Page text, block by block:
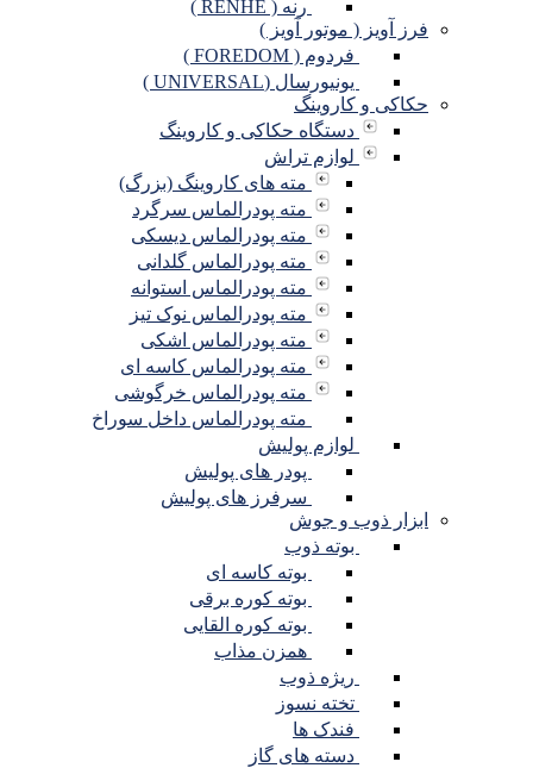
رنه ( RENHE )
فرز آویز ( موتور آویز )
فردوم ( FOREDOM )
یونیورسال (UNIVERSAL )
حکاکی و کاروینگ
دستگاه حکاکی و کاروینگ
لوازم تراش
مته های کاروینگ (بزرگ)
مته پودرالماس سرگرد
مته پودرالماس دیسکی
مته پودرالماس گلدانی
مته پودرالماس استوانه
مته پودرالماس نوک تیز
مته پودرالماس اشکی
مته پودرالماس کاسه ای
مته پودرالماس خرگوشی
مته پودرالماس داخل سوراخ
لوازم پولیش
پودر های پولیش
سرفرز های پولیش
ابزار ذوب و جوش
بوته ذوب
بوته کاسه ای
بوته کوره برقی
بوته کوره القایی
همزن مذاب
ریژه ذوب
تخته نسوز
فندک ها
دسته های گاز